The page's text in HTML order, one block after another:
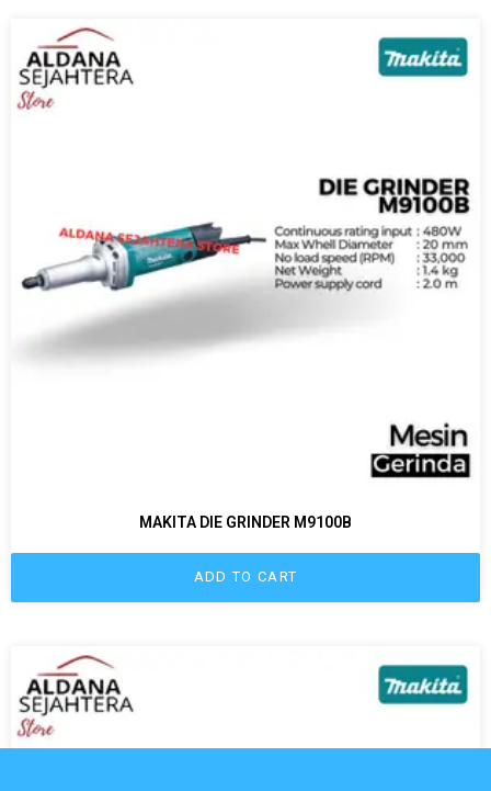
MAKITA DIE GRINDER M9100B
ADD TO CART